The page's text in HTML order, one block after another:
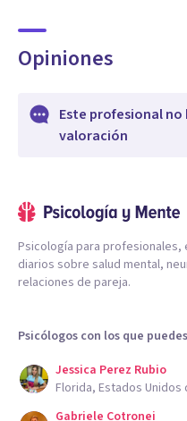
Opiniones
Este profesional
valoración
Psicología para
diarios sobre salud mental,
relaciones de pareja.
Psicólogos con los que
Jessica Perez Rubio
Florida, Estados Unidos
Gabriele Cotronei